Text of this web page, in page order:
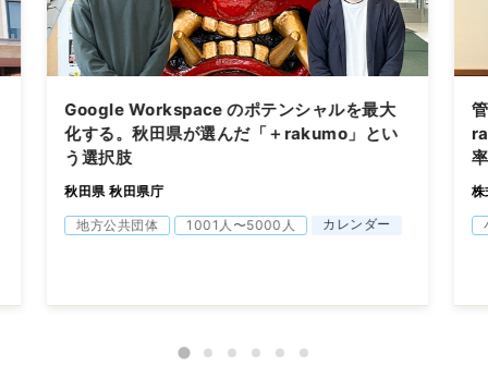
Google Workspace のポテンシャルを最大
化する。秋田県が選んだ「＋rakumo」とい
う選択肢
秋田県 秋田県庁
地方公共団体 1001人〜5000人 カレンダー
株